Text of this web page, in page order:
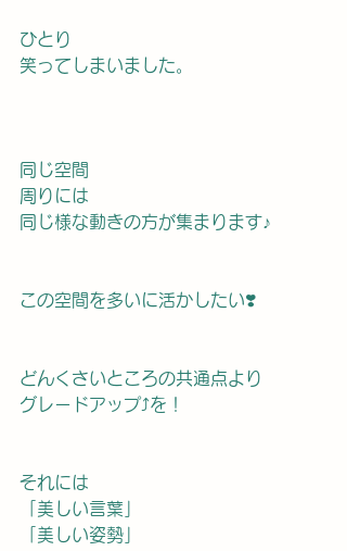
ひとり
笑ってしまいました。
同じ空間
周りには
同じ様な動きの方が集まります♪
この空間を多いに活かしたい❣️
どんくさいところの共通点より
グレードアップ⤴️を！
それには
「美しい言葉」
「美しい姿勢」